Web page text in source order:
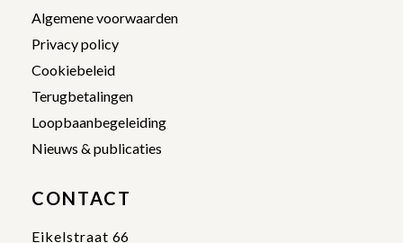
Algemene voorwaarden
Privacy policy
Cookiebeleid
Terugbetalingen
Loopbaanbegeleiding
Nieuws & publicaties
CONTACT
Eikelstraat 66